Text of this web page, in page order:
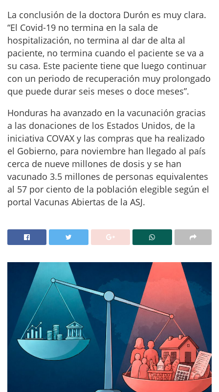
La conclusión de la doctora Durón es muy clara.
“El Covid-19 no termina en la sala de
hospitalización, no termina al dar de alta al
paciente, no termina cuando el paciente se va a
su casa. Este paciente tiene que luego continuar
con un periodo de recuperación muy prolongado
que puede durar seis meses o doce meses”.
Honduras ha avanzado en la vacunación gracias
a las donaciones de los Estados Unidos, de la
iniciativa COVAX y las compras que ha realizado
el Gobierno, para noviembre han llegado al país
cerca de nueve millones de dosis y se han
vacunado 3.5 millones de personas equivalentes
al 57 por ciento de la población elegible según el
portal Vacunas Abiertas de la ASJ.